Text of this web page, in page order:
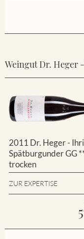
Weingut Dr. Heger -
2011 Dr. Heger -
Spätburgunder GG
trocken
ZUR EXPERTISE